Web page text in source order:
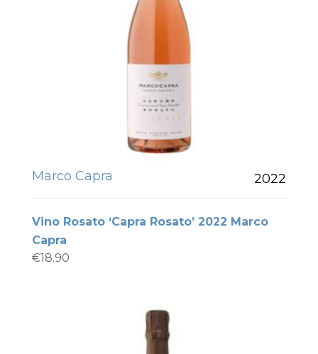
Marco Capra 2022
Vino Rosato ‘Capra Rosato’ 2022 Marco
Capra
€18.90